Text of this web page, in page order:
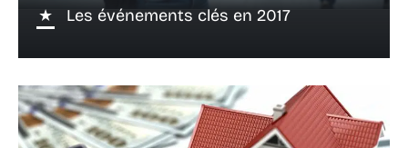
Les événements clés en 2017